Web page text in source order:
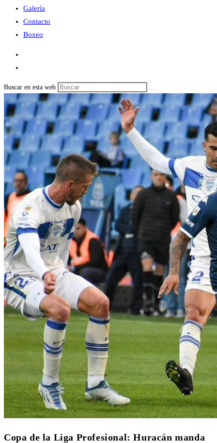
Galería
Contacto
Boxeo
Buscar en esta web
Copa de la Liga Profesional: Huracán manda